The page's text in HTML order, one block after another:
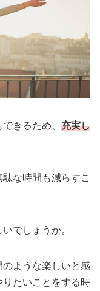
きるため、 充実し
な時間も減らすこ
でしょうか。
ような楽しいと感
りたいことをする時